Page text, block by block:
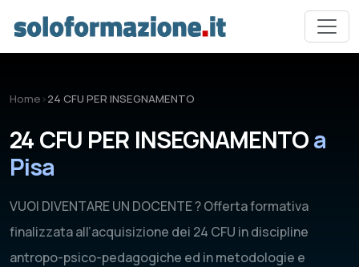
Home ›24 CFU PER INSEGNAMENTO
24 CFU PER INSEGNAMENTOa
Pisa
VUOI DIVENTARE UN DOCENTE ? Offerta formativa
finalizzata all’acquisizione dei 24 CFU in discipline
antropo-psico-pedagogiche ed in metodologie e